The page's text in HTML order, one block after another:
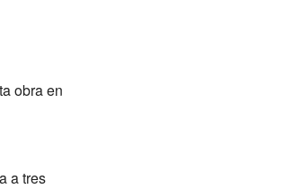
obra en
a tres